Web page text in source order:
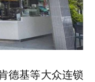
德基等大众连锁